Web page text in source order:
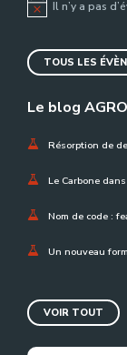
NoticeIl n’y a pas
TOUS LES
Le blog
Résorption de
Le Carbone
Nom de code :
Un nouveau
VOIR TOUT